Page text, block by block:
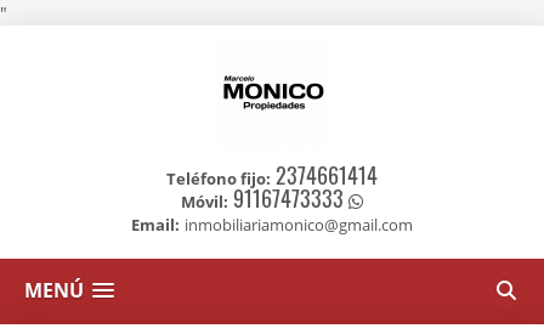
"
Teléfono fijo: 2374661414
Móvil: 91167473333
Email: inmobiliariamonico@gmail.com
MENÚ